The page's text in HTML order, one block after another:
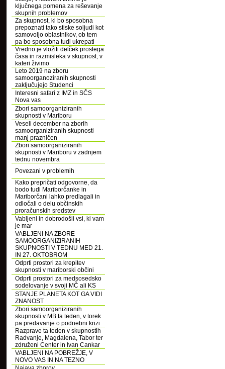
ključnega pomena za reševanje
skupnih problemov
Za skupnost, ki bo sposobna
prepoznati tako stiske soljudi kot
samovoljo oblastnikov, ob tem
pa bo sposobna tudi ukrepati
Vredno je vložiti delček prostega
časa in razmisleka v skupnost, v
kateri živimo
Leto 2019 na zboru
samoorganoziranih skupnosti
zaključujejo Studenci
Interesni safari z IMZ in SČS
Nova vas
Zbori samoorganiziranih
skupnosti v Mariboru
Veseli december na zborih
samoorganiziranih skupnosti
manj prazničen
Zbori samoorganiziranih
skupnosti v Mariboru v zadnjem
tednu novembra
Povezani v problemih
Kako prepričati odgovorne, da
bodo tudi Mariborčanke in
Mariborčani lahko predlagali in
odločali o delu občinskih
proračunskih sredstev
Vabljeni in dobrodošli vsi, ki vam
je mar
VABLJENI NA ZBORE
SAMOORGANIZIRANIH
SKUPNOSTI V TEDNU MED 21.
IN 27. OKTOBROM
Odprti prostori za krepitev
skupnosti v mariborski občini
Odprti prostori za medsosedsko
sodelovanje v svoji MČ ali KS
STANJE PLANETA KOT GA VIDI
ZNANOST
Zbori samoorganiziranih
skupnosti v MB ta teden, v torek
pa predavanje o podnebni krizi
Razprave ta teden v skupnostih
Radvanje, Magdalena, Tabor ter
združeni Center in Ivan Cankar
VABLJENI NA POBREŽJE, V
NOVO VAS IN NA TEZNO